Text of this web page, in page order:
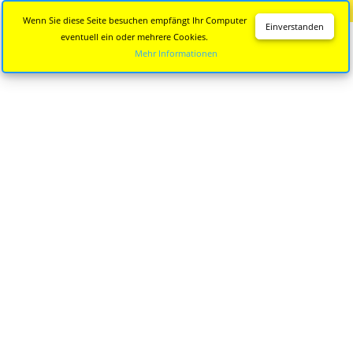
Einverstanden
Wenn Sie diese Seite besuchen empfängt Ihr Computer
eventuell ein oder mehrere Cookies.
Mehr Informationen